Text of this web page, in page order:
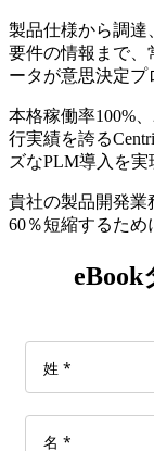
製品仕様から調達
要件の情報まで、
ータが意思決定プ
本格稼働率100%
行実績を誇る
ズなPLM導入を実
貴社の製品開発業
60％短縮するため